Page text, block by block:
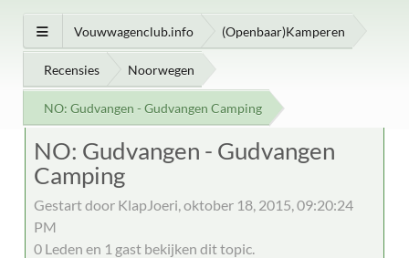
Vouwwagenclub.info (Openbaar)Kamperen
Recensies Noorwegen
NO: Gudvangen - Gudvangen Camping
NO: Gudvangen - Gudvangen
Camping
Gestart door KlapJoeri, oktober 18, 2015, 09:20:24
PM
0 Leden en 1 gast bekijken dit topic.